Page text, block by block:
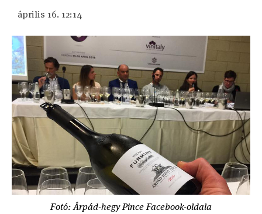
április 16. 12:14
Fotó: Árpád-hegy Pince Facebook-oldala